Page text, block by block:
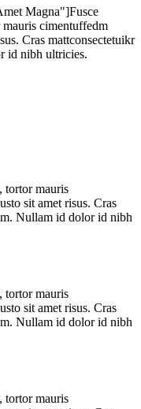
Magna"]Fusce
cimentuffedm
Cras mattconsectetuikr
id nibh ultricies.
tortor mauris
sit amet risus. Cras
Nullam id dolor id nibh
tortor mauris
sit amet risus. Cras
Nullam id dolor id nibh
tortor mauris